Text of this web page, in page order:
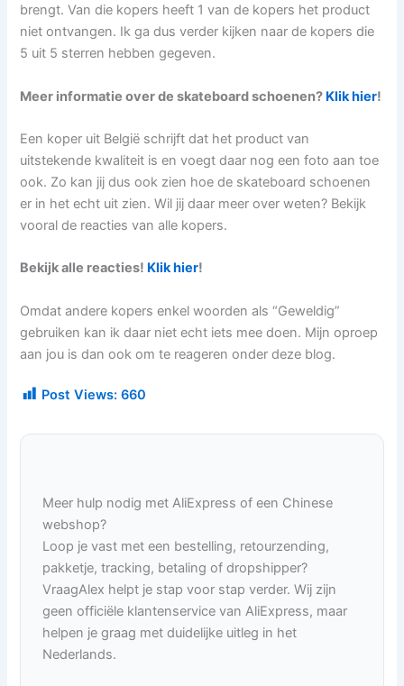
brengt. Van die kopers heeft 1 van de kopers het product
niet ontvangen. Ik ga dus verder kijken naar de kopers die
5 uit 5 sterren hebben gegeven.
Meer informatie over de skateboard schoenen? Klik hier!
Een koper uit België schrijft dat het product van
uitstekende kwaliteit is en voegt daar nog een foto aan toe
ook. Zo kan jij dus ook zien hoe de skateboard schoenen
er in het echt uit zien. Wil jij daar meer over weten? Bekijk
vooral de reacties van alle kopers.
Bekijk alle reacties! Klik hier!
Omdat andere kopers enkel woorden als “Geweldig”
gebruiken kan ik daar niet echt iets mee doen. Mijn oproep
aan jou is dan ook om te reageren onder deze blog.
Post Views: 660
Meer hulp nodig met AliExpress of een Chinese
webshop?
Loop je vast met een bestelling, retourzending,
pakketje, tracking, betaling of dropshipper?
VraagAlex helpt je stap voor stap verder. Wij zijn
geen officiële klantenservice van AliExpress, maar
helpen je graag met duidelijke uitleg in het
Nederlands.